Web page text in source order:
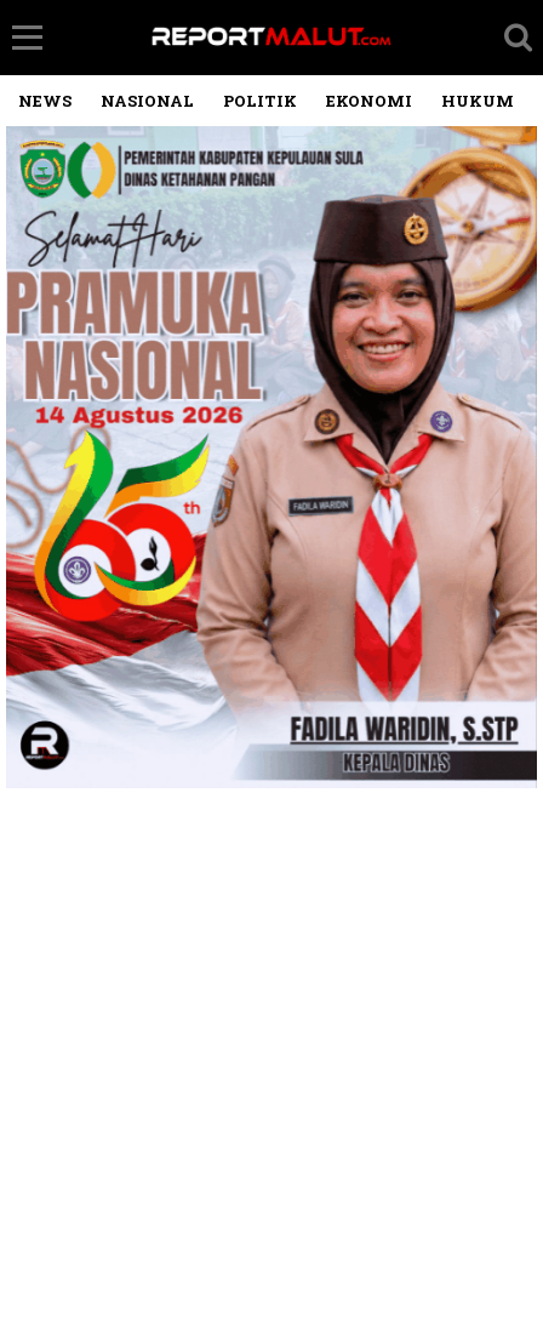
NEWS NASIONAL POLITIK EKONOMI HUKUM